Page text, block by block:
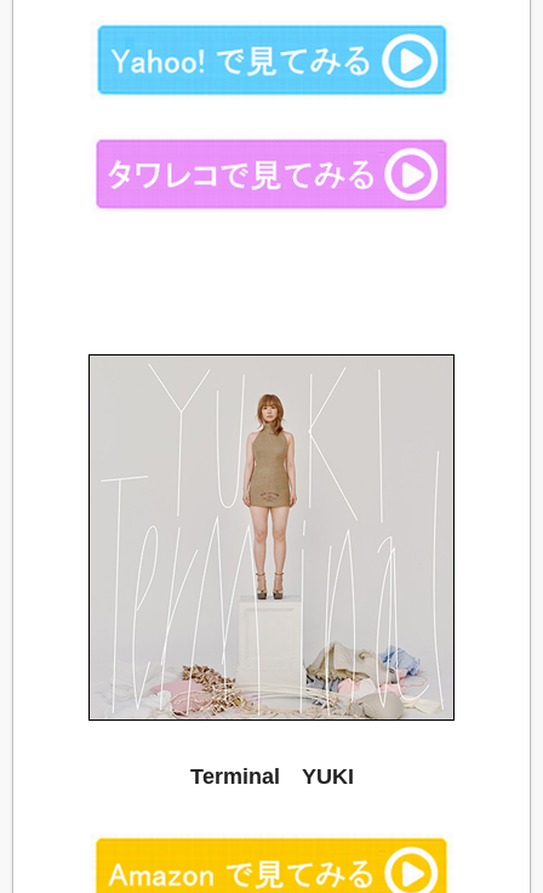
Terminal YUKI